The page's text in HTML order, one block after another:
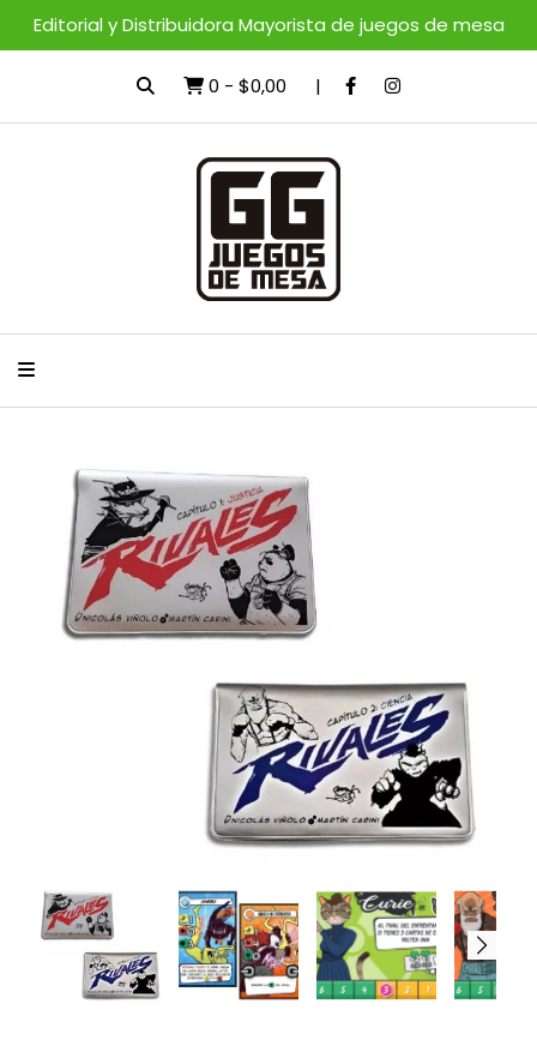
Editorial y Distribuidora Mayorista de juegos de mesa
0 - $0,00